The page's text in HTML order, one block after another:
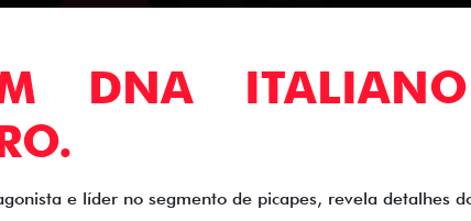
DNA ITALIANO
e líder no segmento de picapes, revela detalhes